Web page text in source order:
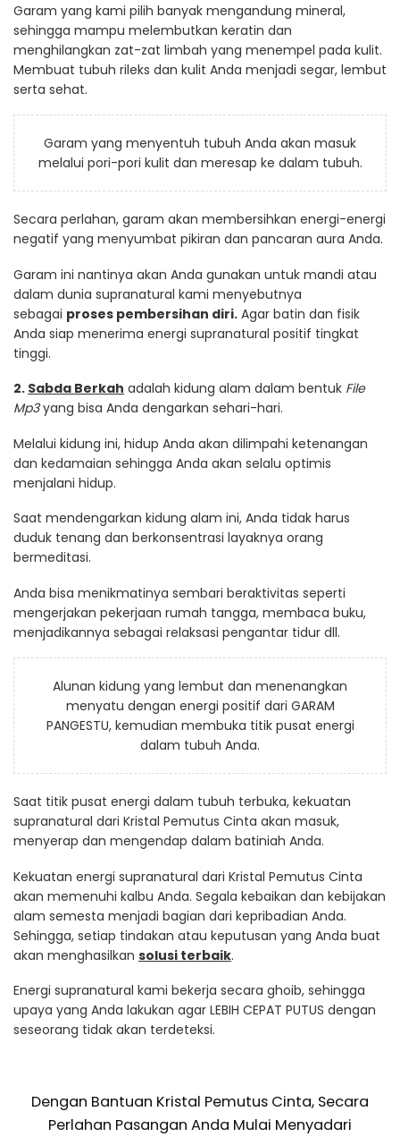
Garam yang kami pilih banyak mengandung mineral,
sehingga mampu melembutkan keratin dan
menghilangkan zat-zat limbah yang menempel pada kulit.
Membuat tubuh rileks dan kulit Anda menjadi segar, lembut
serta sehat.
Garam yang menyentuh tubuh Anda akan masuk
melalui pori-pori kulit dan meresap ke dalam tubuh.
Secara perlahan, garam akan membersihkan energi-energi
negatif yang menyumbat pikiran dan pancaran aura Anda.
Garam ini nantinya akan Anda gunakan untuk mandi atau
dalam dunia supranatural kami menyebutnya
sebagai proses pembersihan diri. Agar batin dan fisik
Anda siap menerima energi supranatural positif tingkat
tinggi.
2. Sabda Berkah adalah kidung alam dalam bentuk File
Mp3yang bisa Anda dengarkan sehari-hari.
Melalui kidung ini, hidup Anda akan dilimpahi ketenangan
dan kedamaian sehingga Anda akan selalu optimis
menjalani hidup.
Saat mendengarkan kidung alam ini, Anda tidak harus
duduk tenang dan berkonsentrasi layaknya orang
bermeditasi.
Anda bisa menikmatinya sembari beraktivitas seperti
mengerjakan pekerjaan rumah tangga, membaca buku,
menjadikannya sebagai relaksasi pengantar tidur dll.
Alunan kidung yang lembut dan menenangkan
menyatu dengan energi positif dari GARAM
PANGESTU, kemudian membuka titik pusat energi
dalam tubuh Anda.
Saat titik pusat energi dalam tubuh terbuka, kekuatan
supranatural dari Kristal Pemutus Cinta akan masuk,
menyerap dan mengendap dalam batiniah Anda.
Kekuatan energi supranatural dari Kristal Pemutus Cinta
akan memenuhi kalbu Anda. Segala kebaikan dan kebijakan
alam semesta menjadi bagian dari kepribadian Anda.
Sehingga, setiap tindakan atau keputusan yang Anda buat
akan menghasilkan solusi terbaik.
Energi supranatural kami bekerja secara ghoib, sehingga
upaya yang Anda lakukan agar LEBIH CEPAT PUTUS dengan
seseorang tidak akan terdeteksi.
Dengan Bantuan Kristal Pemutus Cinta, Secara
Perlahan Pasangan Anda Mulai Menyadari